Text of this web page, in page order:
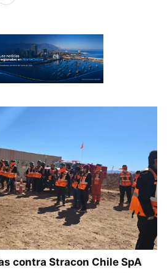
contra Stracon Chile SpA